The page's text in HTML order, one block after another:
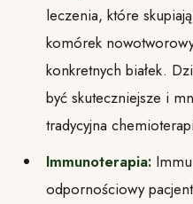
leczenia, które
komórek
konkretnych białek.
być skuteczniejsze i
tradycyjna
Immunoterapia:
odpornościowy